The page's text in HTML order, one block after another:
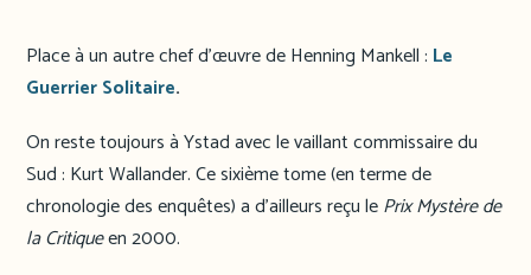
Place à un autre chef d’œuvre de Henning Mankell : Le
Guerrier Solitaire.
On reste toujours à Ystad avec le vaillant commissaire du
Sud : Kurt Wallander. Ce sixième tome (en terme de
chronologie des enquêtes) a d’ailleurs reçu lePrix Mystère de
la Critiqueen 2000.